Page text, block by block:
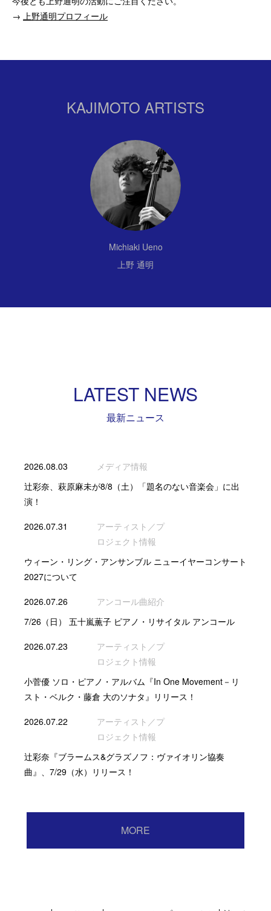
→ 上野通明プロフィール
KAJIMOTO ARTISTS
Michiaki Ueno
上野 通明
LATEST NEWS
最新ニュース
2026.08.03
メディア情報
辻彩奈、萩原麻未が8/8（土）「題名のない音楽会」に出
演！
2026.07.31
アーティスト／プ
ロジェクト情報
ウィーン・リング・アンサンブル ニューイヤーコンサート
2027について
2026.07.26
アンコール曲紹介
7/26（日） 五十嵐薫子 ピアノ・リサイタル アンコール
2026.07.23
アーティスト／プ
ロジェクト情報
小菅優 ソロ・ピアノ・アルバム『In One Movement－リ
スト・ベルク・藤倉 大のソナタ』リリース！
2026.07.22
アーティスト／プ
ロジェクト情報
辻彩奈『ブラームス&グラズノフ：ヴァイオリン協奏
曲』、7/29（水）リリース！
MORE